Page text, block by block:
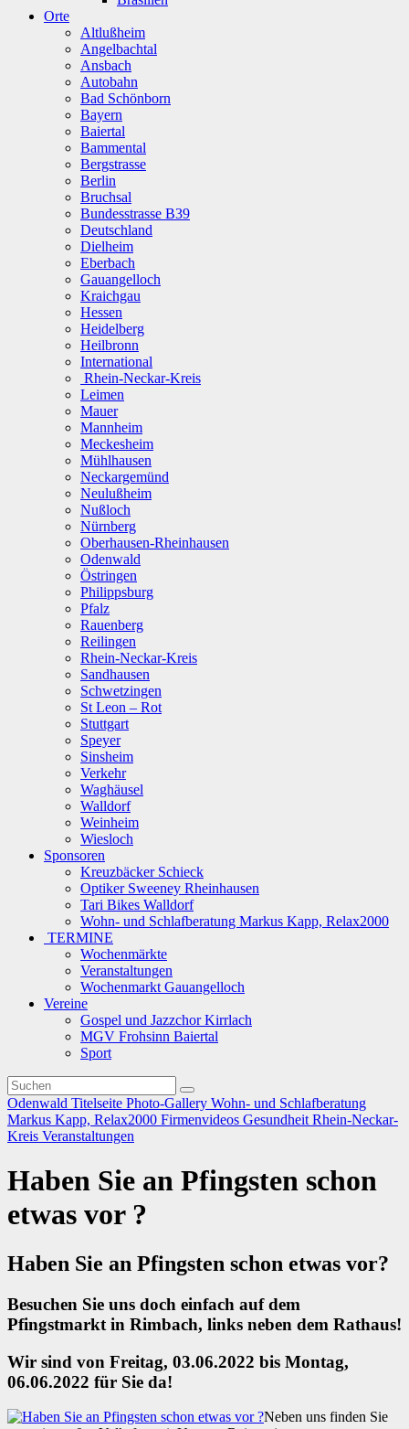
Orte
Altlußheim
Angelbachtal
Ansbach
Autobahn
Bad Schönborn
Bayern
Baiertal
Bammental
Bergstrasse
Berlin
Bruchsal
Bundesstrasse B39
Deutschland
Dielheim
Eberbach
Gauangelloch
Kraichgau
Hessen
Heidelberg
Heilbronn
International
Rhein-Neckar-Kreis
Leimen
Mauer
Mannheim
Meckesheim
Mühlhausen
Neckargemünd
Neulußheim
Nußloch
Nürnberg
Oberhausen-Rheinhausen
Odenwald
Östringen
Philippsburg
Pfalz
Rauenberg
Reilingen
Rhein-Neckar-Kreis
Sandhausen
Schwetzingen
St Leon – Rot
Stuttgart
Speyer
Sinsheim
Verkehr
Waghäusel
Walldorf
Weinheim
Wiesloch
Sponsoren
Kreuzbäcker Schieck
Optiker Sweeney Rheinhausen
Tari Bikes Walldorf
Wohn- und Schlafberatung Markus Kapp, Relax2000
TERMINE
Wochenmärkte
Veranstaltungen
Wochenmarkt Gauangelloch
Vereine
Gospel und Jazzchor Kirrlach
MGV Frohsinn Baiertal
Sport
Odenwald Titelseite Photo-Gallery Wohn- und Schlafberatung
Markus Kapp, Relax2000 Firmenvideos Gesundheit Rhein-Neckar-
Kreis Veranstaltungen
Haben Sie an Pfingsten schon
etwas vor ?
Haben Sie an Pfingsten schon etwas vor?
Besuchen Sie uns doch einfach auf dem
Pfingstmarkt in Rimbach, links neben dem Rathaus!
Wir sind von Freitag, 03.06.2022 bis Montag,
06.06.2022 für Sie da!
Neben uns finden Sie